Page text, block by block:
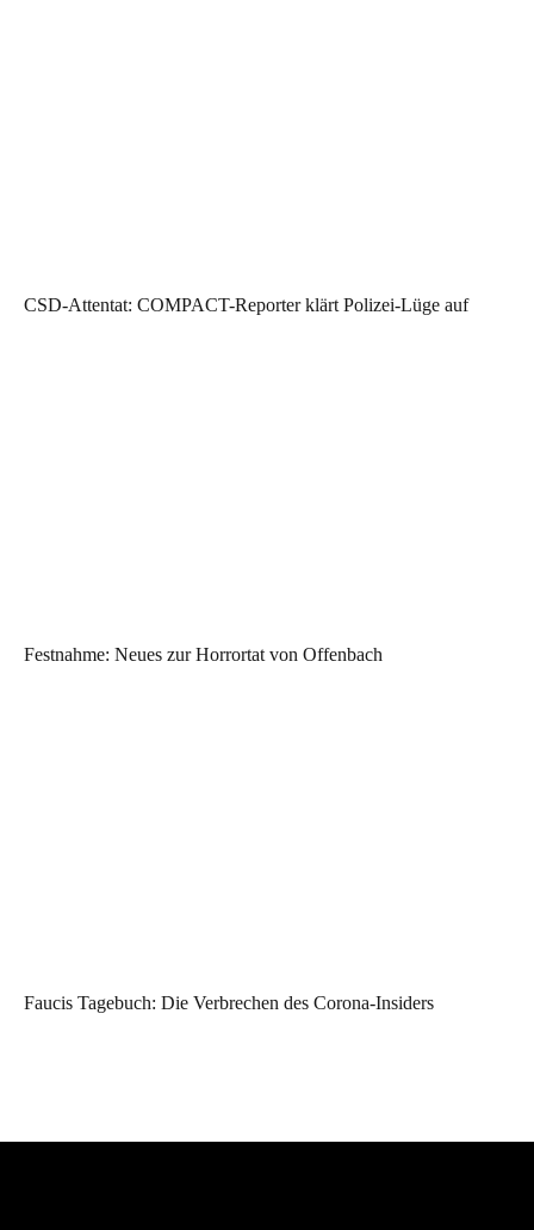
CSD-Attentat: COMPACT-Reporter klärt Polizei-Lüge auf
Festnahme: Neues zur Horrortat von Offenbach
Faucis Tagebuch: Die Verbrechen des Corona-Insiders